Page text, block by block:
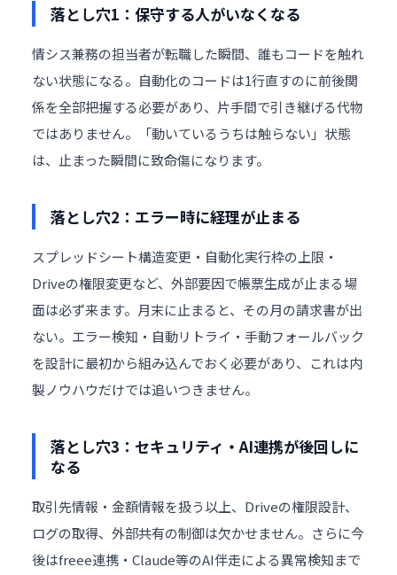
落とし穴1：保守する人がいなくなる
情シス兼務の担当者が転職した瞬間、誰もコードを触れ
ない状態になる。自動化のコードは1行直すのに前後関
係を全部把握する必要があり、片手間で引き継げる代物
ではありません。「動いているうちは触らない」状態
は、止まった瞬間に致命傷になります。
落とし穴2：エラー時に経理が止まる
スプレッドシート構造変更・自動化実行枠の上限・
Driveの権限変更など、外部要因で帳票生成が止まる場
面は必ず来ます。月末に止まると、その月の請求書が出
ない。エラー検知・自動リトライ・手動フォールバック
を設計に最初から組み込んでおく必要があり、これは内
製ノウハウだけでは追いつきません。
落とし穴3：セキュリティ・AI連携が後回しに
なる
取引先情報・金額情報を扱う以上、Driveの権限設計、
ログの取得、外部共有の制御は欠かせません。さらに今
後はfreee連携・Claude等のAI伴走による異常検知まで